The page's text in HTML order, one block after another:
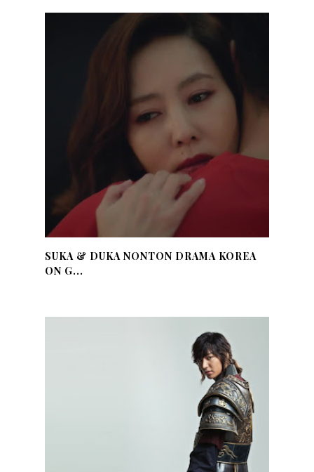
SUKA & DUKA NONTON DRAMA KOREA
ON G...